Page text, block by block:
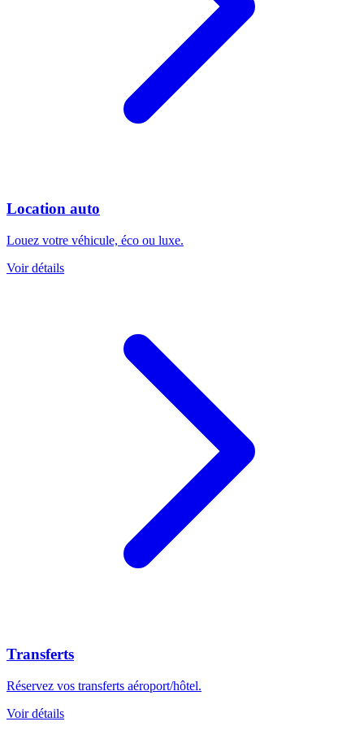
Location auto
Louez votre véhicule, éco ou luxe.
Voir détails
Transferts
Réservez vos transferts aéroport/hôtel.
Voir détails